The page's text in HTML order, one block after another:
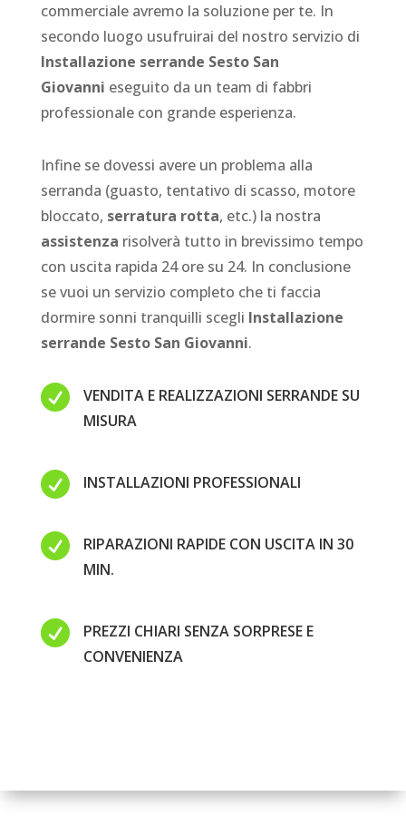
commerciale avremo la soluzione per te. In
secondo luogo usufruirai del nostro servizio di
Installazione serrande Sesto San
Giovanni eseguito da un team di fabbri
professionale con grande esperienza.
Infine se dovessi avere un problema alla
serranda (guasto, tentativo di scasso, motore
bloccato, serratura rotta, etc.) la nostra
assistenza risolverà tutto in brevissimo tempo
con uscita rapida 24 ore su 24. In conclusione
se vuoi un servizio completo che ti faccia
dormire sonni tranquilli scegli Installazione
serrande Sesto San Giovanni.

VENDITA E REALIZZAZIONI SERRANDE SU
MISURA
 INSTALLAZIONI PROFESSIONALI

RIPARAZIONI RAPIDE CON USCITA IN 30
MIN.

PREZZI CHIARI SENZA SORPRESE E
CONVENIENZA